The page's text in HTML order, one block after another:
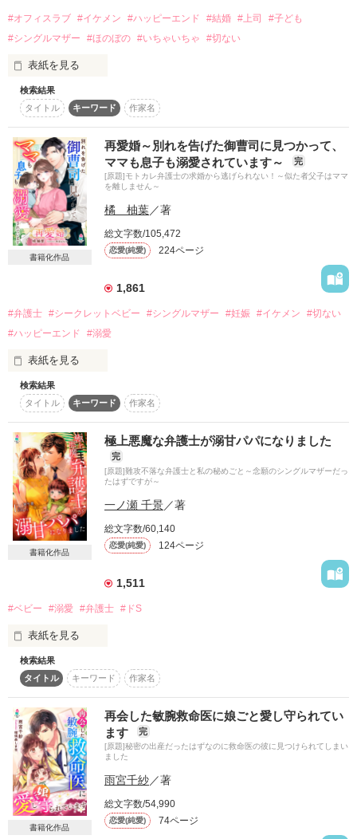
訪ねてきて……。
です。
完結しました！
お付き合いいただきありがとうございました。
********************
小弓川 梓（こゆみかわ あずさ）（24歳）
カフェで働くシングルマザー。
娘の和を大切に育てている。
七瀬 和臣（ななせ かずおみ）（26歳）
梓の高校時代の先輩。
大学卒業後、警察に入り、SPとして活躍中。
和（のどか）（4歳）
2人の娘。
活発で社交的な性格。
＊＊＊＊＊
※感想欄を一時的に閉じております※
作品を読む
#オフィスラブ #イケメン #ハッピーエンド #結婚 #上司
#子ども
#シングルマザー
#ほのぼの #いちゃいちゃ #切ない
表紙を見る
OL × 課長 × 保育園児
三人の
わちゃわちゃ・ラブラブ・バチバチ
の三角関係
果たして小さな恋の行方は？
2024年10月24日公開
検索結果
タイトル
キーワード 作家名
書籍化作品
再愛婚～別れを告げた御曹司に見つかって、
ママも息子も溺愛されています～
完
[原題]モトカレ弁護士の求婚から逃げられない！～似た者父子はママ
を離しません～
橘 柚葉／著
総文字数/105,472
恋愛(純愛) 224ページ
1,861
#弁護士 #シークレットベビー #シングルマザー #妊娠 #イケメン
#切ない
#ハッピーエンド
#溺愛
表紙を見る
永江央太　３４歳
女性には特にクールなヤリ手弁護士
小関真綾　２９歳
五歳の男の子のシングルマザー
央太からの熱烈なアプローチで、二人は付き合うことに。
仲睦まじい二人は、このまま永遠に愛を築いていける。
そう思っていたのに……。
どうにもならない未来に絶望して荒れ狂う央太を、
優しく受け止める真綾。
央太は縋るように真綾を激しく抱いたのだが……。
あの夜が、二人の運命を変えてしまった。
央太の子どもを宿していると告げられずに、
真綾は単身イギリスへ――
あれから六年。
もう二度と会わないと思っていた央太に、オフィスで再会。
「許さなくてもいいから、そばで真綾を見つめていたい。
その権利がほしい」
二人を繋ぐのは、赤い糸？　それとも――？
切なさが交差するシークレットベビーストーリー
検索結果
タイトル
キーワード 作家名
書籍化作品
極上悪魔な弁護士が溺甘パパになりました
完
[原題]難攻不落な弁護士と私の秘めごと～念願のシングルマザーだっ
たはずですが～
一ノ瀬 千景／著
総文字数/60,140
恋愛(純愛) 124ページ
1,511
#ベビー #溺愛 #弁護士 #ドS
表紙を見る
『それは、また身体で払ってくれるって意味か？』
難攻不落なドS王子・高坂樹（32）
×
『結婚願望はありません！』
枯れ気味のシングルマザー・妹尾繭（28）
赤字寸前の小さな弁護士事務所でパラリーガルとして働く繭
は、ひとり息子の旬太と暮らす
シングルマザー。地味でも平穏な日常を大切に暮らしていた
検索結果
タイトル
キーワード 作家名
書籍化作品
再会した敏腕救命医に娘ごと愛し守られてい
ます
完
[原題]秘密の出産だったはずなのに救命医の彼に見つけられてしまい
ました
雨宮千紗／著
総文字数/54,990
恋愛(純愛) 74ページ